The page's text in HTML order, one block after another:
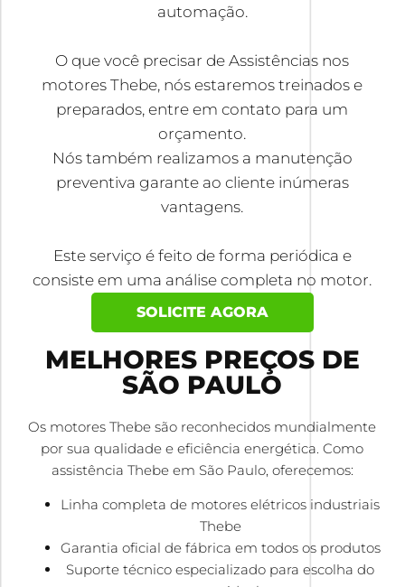
automação.
O que você precisar de Assistências nos
motores Thebe, nós estaremos treinados e
preparados, entre em contato para um
orçamento.
Nós também realizamos a manutenção
preventiva garante ao cliente inúmeras
vantagens.
Este serviço é feito de forma periódica e
consiste em uma análise completa no motor.
SOLICITE AGORA
MELHORES PREÇOS DE
SÃO PAULO
Os motores Thebe são reconhecidos mundialmente
por sua qualidade e eficiência energética. Como
assistência Thebe em São Paulo, oferecemos:
Linha completa de motores elétricos industriais
Thebe
Garantia oficial de fábrica em todos os produtos
Suporte técnico especializado para escolha do